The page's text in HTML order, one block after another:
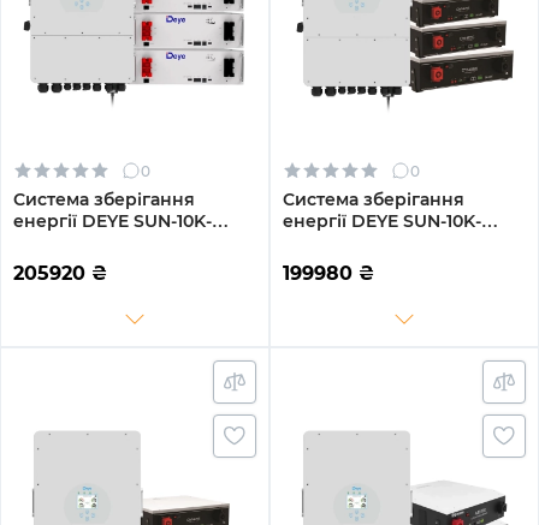
0
Система зберігання
енергії DEYE SUN-10K-
10000W 15.36kh 3BAT
LiFePO4 6000 циклів
205920 ₴
0
Система зберігання
енергії DEYE SUN-10K-
LFP-W 10000W 15.36kh
3BAT LiFePO4 6000 циклів
199980 ₴